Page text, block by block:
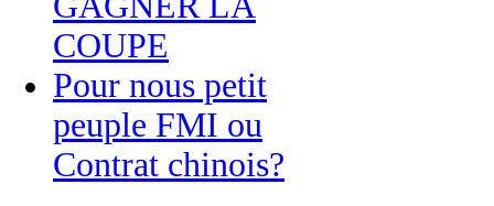
COUPE
Pour nous petit
peuple FMI ou
Contrat chinois?